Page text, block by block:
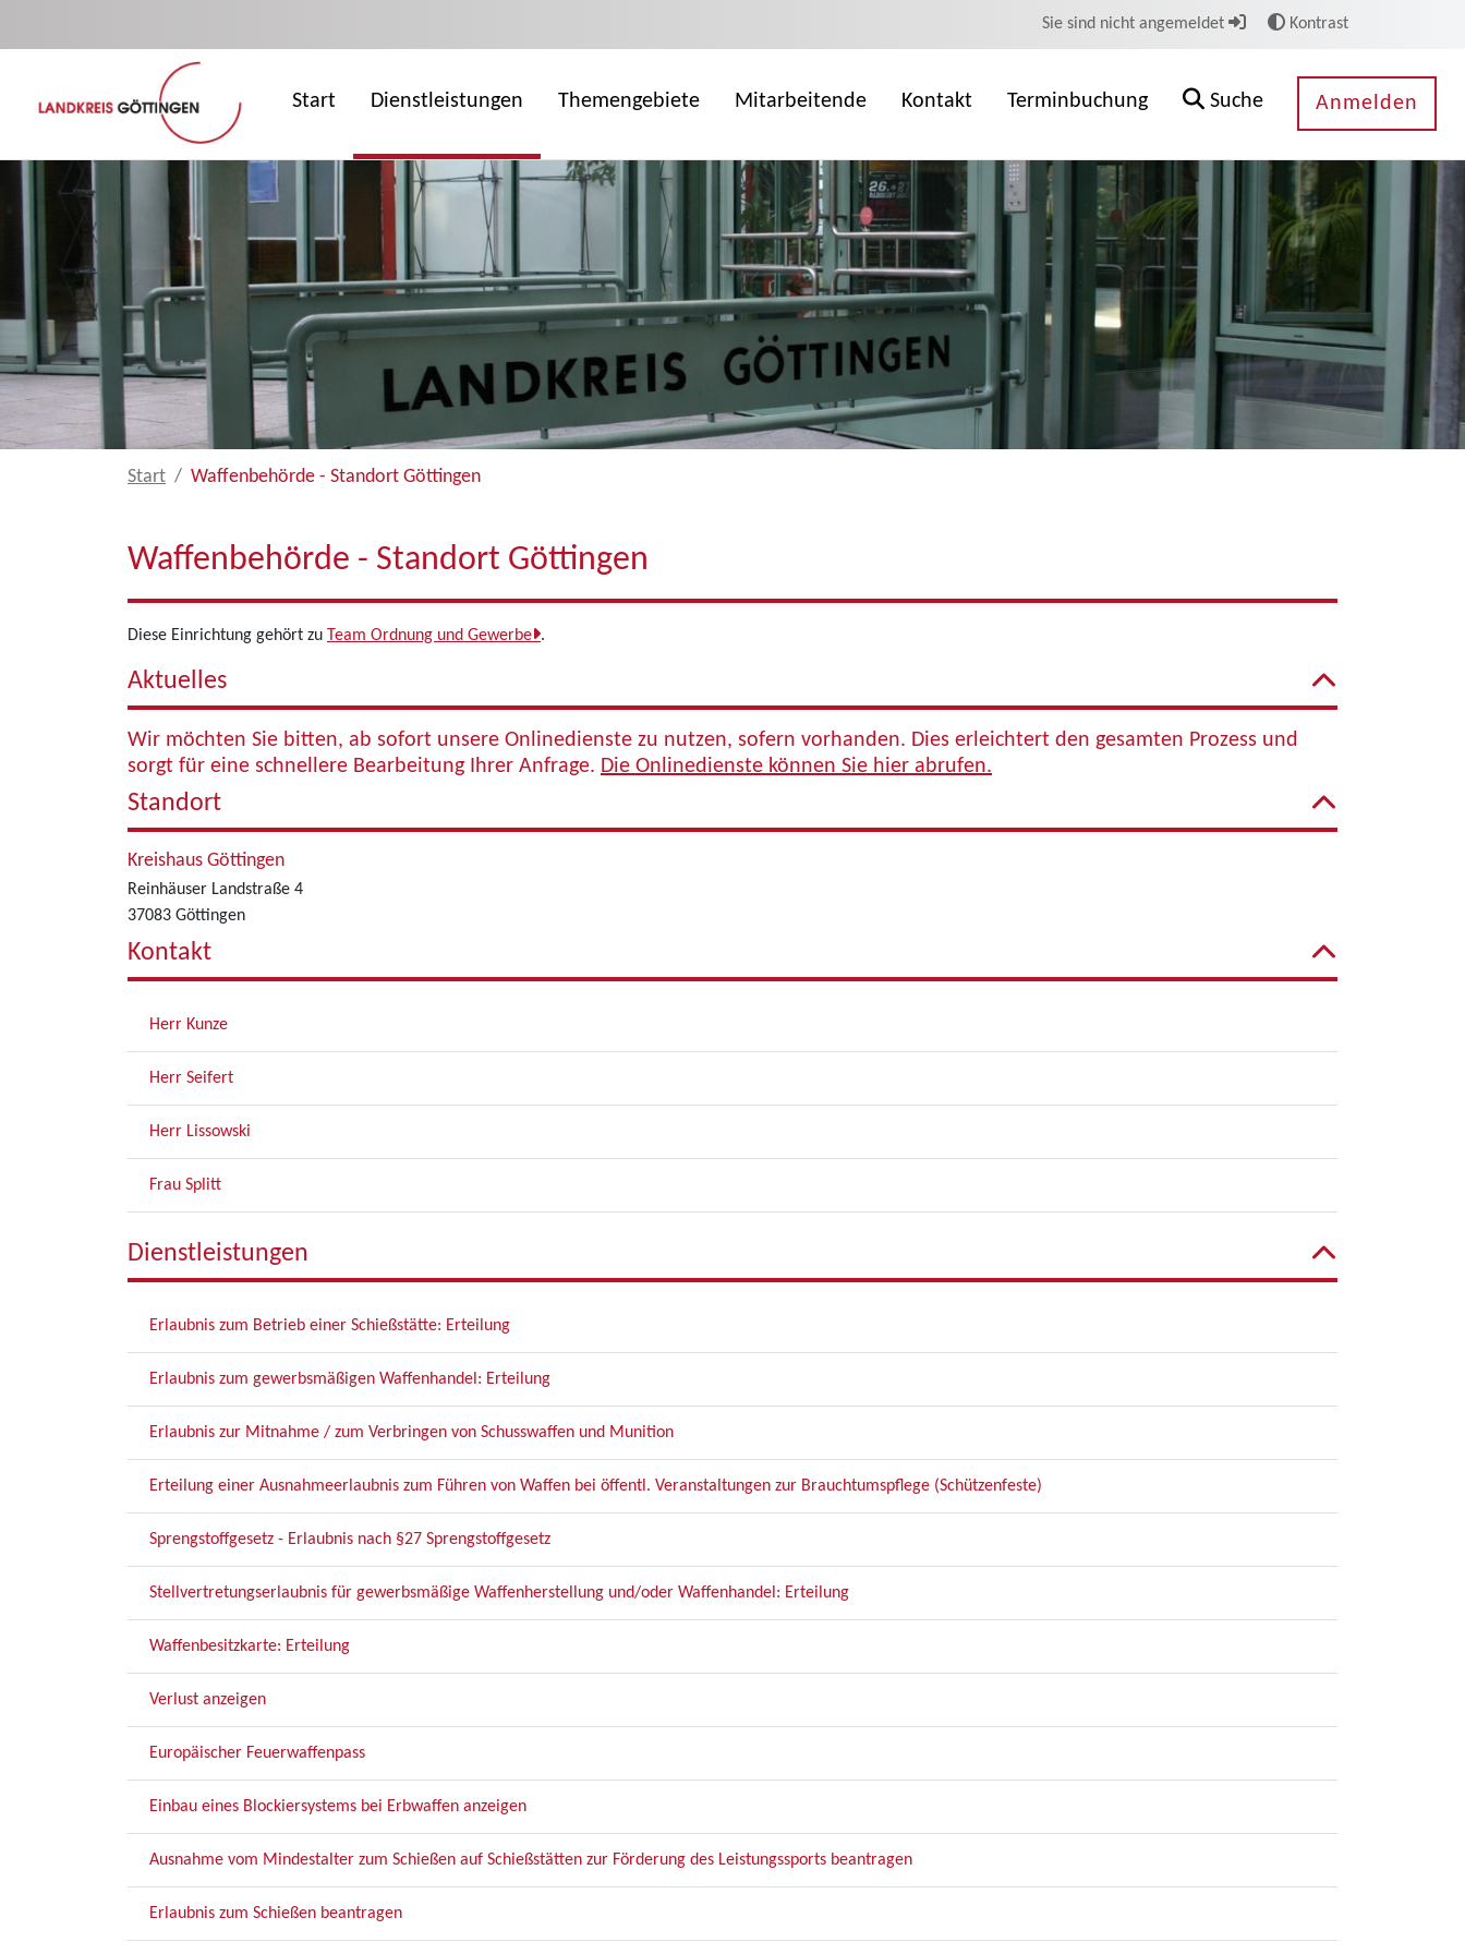
Sie sind nicht angemeldet Kontrast
Start Dienstleistungen Themengebiete Mitarbeitende Kontakt Terminbuchung Suche Anmelden
Start Waffenbehörde - Standort Göttingen
Waffenbehörde - Standort Göttingen
Diese Einrichtung gehört zu Team Ordnung und Gewerbe .
Aktuelles
Wir möchten Sie bitten, ab sofort unsere Onlinedienste zu nutzen, sofern vorhanden. Dies erleichtert den gesamten Prozess und
sorgt für eine schnellere Bearbeitung Ihrer Anfrage. Die Onlinedienste können Sie hier abrufen.
Standort
Kreishaus Göttingen
Reinhäuser Landstraße 4
37083 Göttingen
Kontakt
Herr Kunze
Herr Seifert
Herr Lissowski
Frau Splitt
Dienstleistungen
Erlaubnis zum Betrieb einer Schießstätte: Erteilung
Erlaubnis zum gewerbsmäßigen Waffenhandel: Erteilung
Erlaubnis zur Mitnahme / zum Verbringen von Schusswaffen und Munition
Erteilung einer Ausnahmeerlaubnis zum Führen von Waffen bei öffentl. Veranstaltungen zur Brauchtumspflege (Schützenfeste)
Sprengstoffgesetz - Erlaubnis nach §27 Sprengstoffgesetz
Stellvertretungserlaubnis für gewerbsmäßige Waffenherstellung und/oder Waffenhandel: Erteilung
Waffenbesitzkarte: Erteilung
Verlust anzeigen
Europäischer Feuerwaffenpass
Einbau eines Blockiersystems bei Erbwaffen anzeigen
Ausnahme vom Mindestalter zum Schießen auf Schießstätten zur Förderung des Leistungssports beantragen
Erlaubnis zum Schießen beantragen